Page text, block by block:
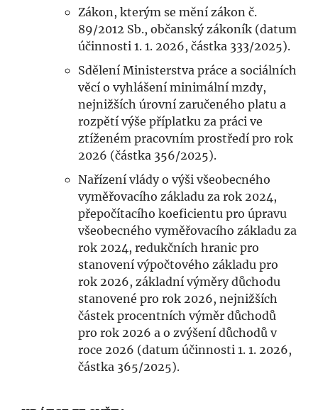
Zákon, kterým se mění zákon č.
89/2012 Sb., občanský zákoník (datum
účinnosti 1. 1. 2026, částka 333/2025).
Sdělení Ministerstva práce a sociálních
věcí o vyhlášení minimální mzdy,
nejnižších úrovní zaručeného platu a
rozpětí výše příplatku za práci ve
ztíženém pracovním prostředí pro rok
2026 (částka 356/2025).
Nařízení vlády o výši všeobecného
vyměřovacího základu za rok 2024,
přepočítacího koeficientu pro úpravu
všeobecného vyměřovacího základu za
rok 2024, redukčních hranic pro
stanovení výpočtového základu pro
rok 2026, základní výměry důchodu
stanovené pro rok 2026, nejnižších
částek procentních výměr důchodů
pro rok 2026 a o zvýšení důchodů v
roce 2026 (datum účinnosti 1. 1. 2026,
částka 365/2025).